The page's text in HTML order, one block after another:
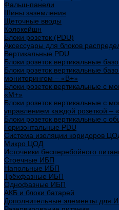
Фальш-панели
Шины заземления
Щеточные вводы
Колокейшн
Блоки розеток (PDU)
Аксессуары для блоков
Вертикальные PDU
Блоки розеток вертикальные
Блоки розеток вертикальные
мониторингом – «В+»
Блоки розеток вертикальные с
«М+»
Блоки розеток вертикальные с
управлением каждой розеткой –
Блоки розеток вертикальные с
Горизонтальные PDU
Система изоляции коридоров
Микро ЦОД
Источники бесперебойного
Стоечные ИБП
Напольные ИБП
Трёхфазные ИБП
Однофазные ИБП
АКБ и блоки батарей
Дополнительные элементы для